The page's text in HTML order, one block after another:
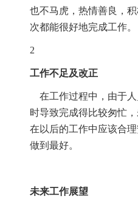
也不马虎，热情善良，
次都能很好地完成工作。
2
工作不足及改正
在工作过程中，由于
时导致完成得比较匆忙
在以后的工作中应该合
做到最好。
未来工作展望